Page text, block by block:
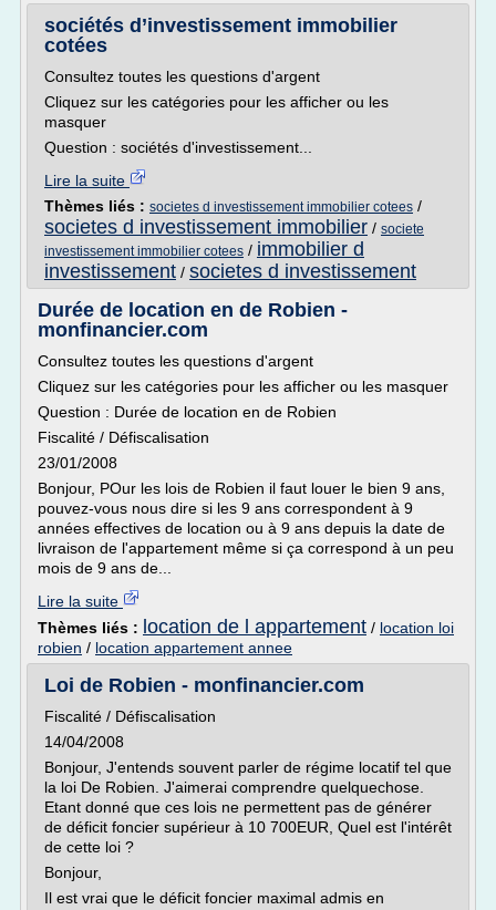
sociétés d’investissement immobilier
cotées
Consultez toutes les questions d'argent
Cliquez sur les catégories pour les afficher ou les
masquer
Question : sociétés d'investissement...
Lire la suite
Thèmes liés : societes d investissement immobilier cotees /
societes d investissement immobilier / societe
investissement immobilier cotees / immobilier d
investissement / societes d investissement
Durée de location en de Robien -
monfinancier.com
Consultez toutes les questions d'argent
Cliquez sur les catégories pour les afficher ou les masquer
Question : Durée de location en de Robien
Fiscalité / Défiscalisation
23/01/2008
Bonjour, POur les lois de Robien il faut louer le bien 9 ans,
pouvez-vous nous dire si les 9 ans correspondent à 9
années effectives de location ou à 9 ans depuis la date de
livraison de l'appartement même si ça correspond à un peu
mois de 9 ans de...
Lire la suite
Thèmes liés : location de l appartement / location loi
robien / location appartement annee
Loi de Robien - monfinancier.com
Fiscalité / Défiscalisation
14/04/2008
Bonjour, J'entends souvent parler de régime locatif tel que
la loi De Robien. J'aimerai comprendre quelquechose.
Etant donné que ces lois ne permettent pas de générer
de déficit foncier supérieur à 10 700EUR, Quel est l'intérêt
de cette loi ?
Bonjour,
Il est vrai que le déficit foncier maximal admis en